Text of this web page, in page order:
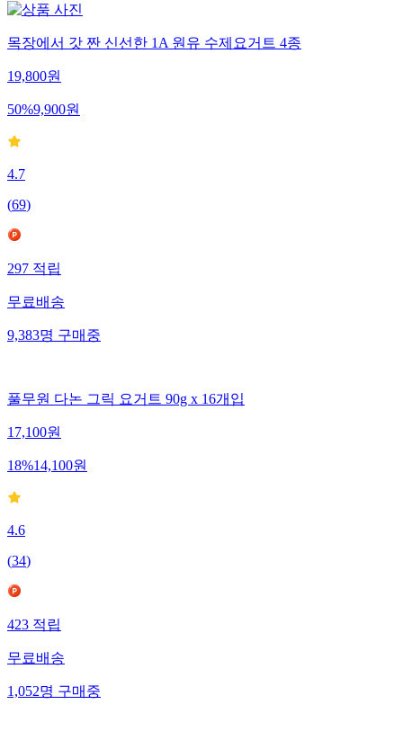
목장에서 갓 짠 신선한 1A 원유 수제요거트 4종
19,800원
50%9,900원
4.7
(69)
297적립
무료배송
9,383명구매중
풀무원 다논 그릭 요거트 90g x 16개입
17,100원
18%14,100원
4.6
(34)
423적립
무료배송
1,052명구매중